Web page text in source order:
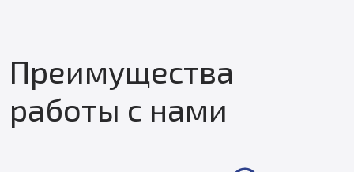
Преимущества
работы с нами